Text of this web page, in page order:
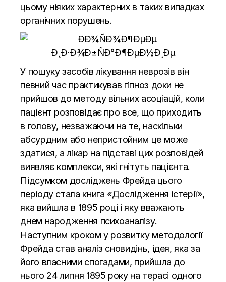
цьому ніяких характерних в таких випадках
органічних порушень.
У пошуку засобів лікування неврозів він
певний час практикував гіпноз доки не
прийшов до методу вільних асоціацій, коли
пацієнт розповідає про все, що приходить
в голову, незважаючи на те, наскільки
абсурдним або непристойним це може
здатися, а лікар на підставі цих розповідей
виявляє комплекси, які гнітуть пацієнта.
Підсумком досліджень Фрейда цього
періоду стала книга «Дослідження істерії»,
яка вийшла в 1895 році і яку вважають
днем народження психоаналізу.
Наступним кроком у розвитку методології
Фрейда став аналіз сновидінь, ідея, яка за
його власними спогадами, прийшла до
нього 24 липня 1895 року на терасі одного